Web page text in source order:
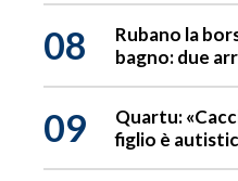
08
Rubano la
bagno: due
09
Quartu:
figlio è